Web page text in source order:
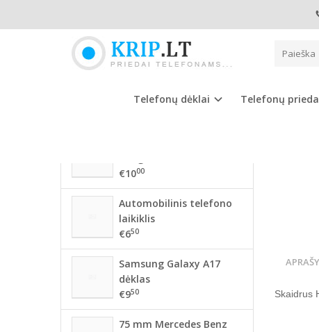
Telefonų dėklai Telefonų
Pagrindinis
Skaidrus
NAUJAUSIOS PREKĖS
dangteliai
€1000
Automobilinis telefono
laikiklis
€650
Samsung Galaxy A17
dėklas
€950
75 mm Mercedes Benz